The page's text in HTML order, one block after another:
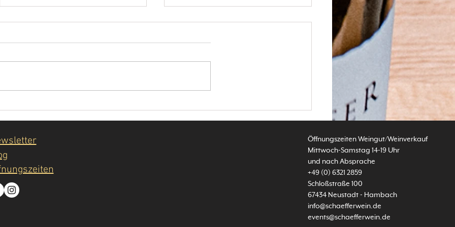
Die Kunst des Loslassens...
Öffnungszeiten Weingut/Weinverkauf
Mittwoch-Samstag 14-19 Uhr​
und nach Absprache
+49 (0) 6321 2859
Schloßstraße 100
67434 Neustadt - Hambach
info@schaefferwein.de
events@schaefferwein.de